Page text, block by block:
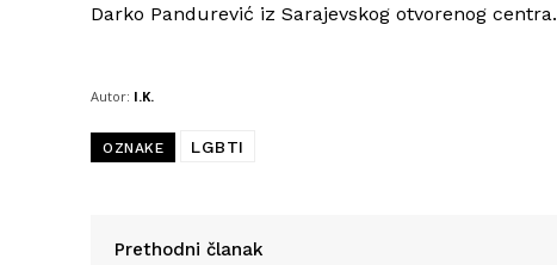
Darko Pandurević iz Sarajevskog otvorenog centra.
Autor: I.K.
OZNAKE LGBTI
Prethodni članak